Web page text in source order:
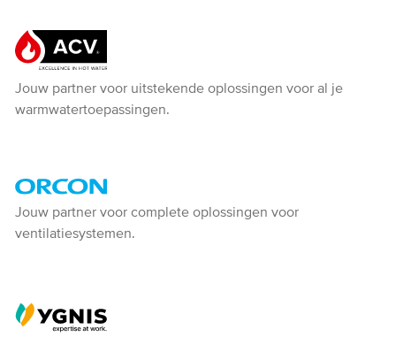
ACV
Jouw partner voor uitstekende oplossingen voor al je
warmwatertoepassingen.
Orcon
-
Jouw partner voor complete oplossingen voor
ventilatiesystemen.